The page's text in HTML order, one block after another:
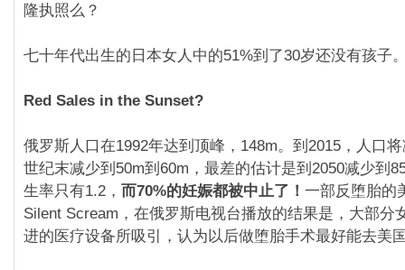
隆执照么？
七十年代出生的日本女人中的51%到了30岁还没有孩子
Red Sales in the Sunset?
俄罗斯人口在1992年达到顶峰，148m。到2015，人口
世纪末减少到50m到60m，最差的估计是到2050减少到
生率只有1.2， 而70%的妊娠都被中止了！ 一部反堕胎的
Silent Scream，在俄罗斯电视台播放的结果是，大部分
进的医疗设备所吸引，认为以后做堕胎手术最好能去美